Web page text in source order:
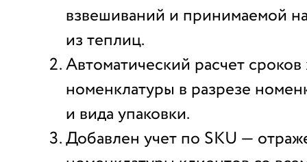
взвешиваний и принимаемой
из теплиц.
Автоматический расчет
номенклатуры в разрезе
и вида упаковки.
Добавлен учет по SKU —